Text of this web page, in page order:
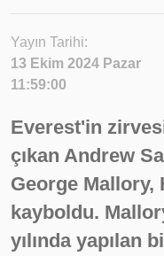
Yayın Tarihi:
13 Ekim 2024 Pazar
11:59:00
Everest'in
çıkan Andrew
George Mallory,
kayboldu.
yılında yapılan